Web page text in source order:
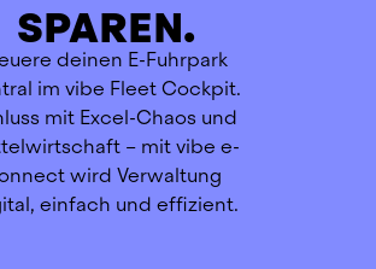
SPAREN.
deinen E-Fuhrpark
im vibe Fleet Cockpit.
mit Excel-Chaos und
– mit vibe e-
wird Verwaltung
einfach und effizient.